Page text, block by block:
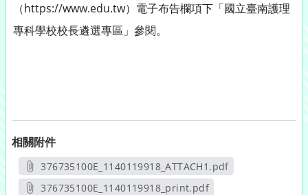
（https://www.edu.tw）電子布告欄項下「國立臺南護理
專科學校校長遴選專區」參閱。
相關附件
376735100E_1140119918_ATTACH1.pdf
另開新視窗
376735100E_1140119918_print.pdf